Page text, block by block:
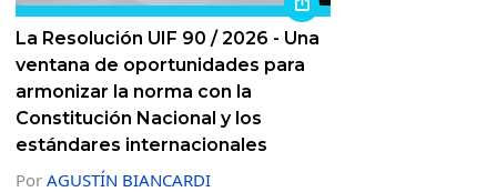
La Resolución UIF 90 / 2026 - Una
ventana de oportunidades para
armonizar la norma con la
Constitución Nacional y los
estándares internacionales
Por AGUSTÍN BIANCARDI